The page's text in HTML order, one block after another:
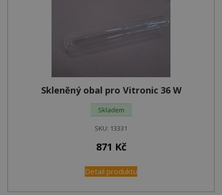
Skleněný obal pro Vitronic 36 W
Skladem
SKU: 13331
871 Kč
Detail produktu